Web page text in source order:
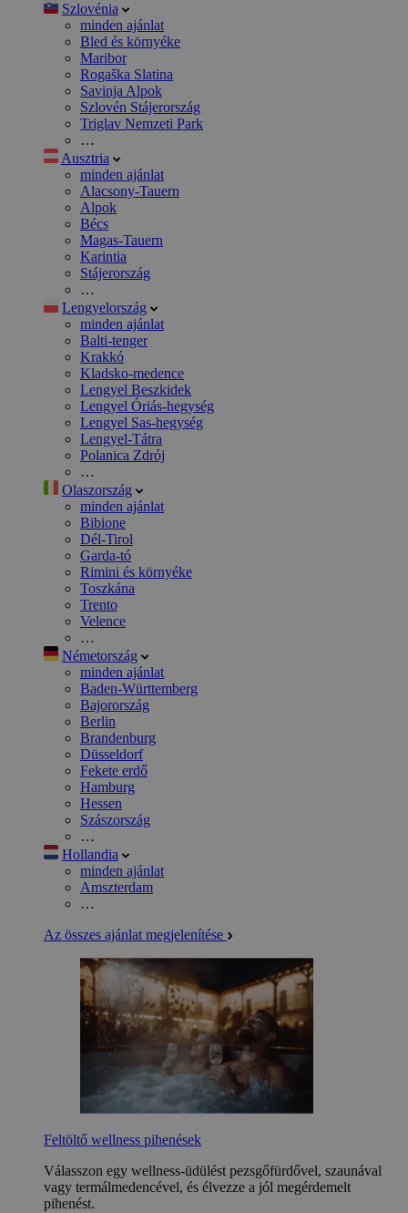
Szlovénia
minden ajánlat
Bled és környéke
Maribor
Rogaška Slatina
Savinja Alpok
Szlovén Stájerország
Triglav Nemzeti Park
…
Ausztria
minden ajánlat
Alacsony-Tauern
Alpok
Bécs
Magas-Tauern
Karintia
Stájerország
…
Lengyelország
minden ajánlat
Balti-tenger
Krakkó
Kladsko-medence
Lengyel Beszkidek
Lengyel Óriás-hegység
Lengyel Sas-hegység
Lengyel-Tátra
Polanica Zdrój
…
Olaszország
minden ajánlat
Bibione
Dél-Tirol
Garda-tó
Rimini és környéke
Toszkána
Trento
Velence
…
Németország
minden ajánlat
Baden-Württemberg
Bajorország
Berlin
Brandenburg
Düsseldorf
Fekete erdő
Hamburg
Hessen
Szászország
…
Hollandia
minden ajánlat
Amszterdam
…
Az összes ajánlat megjelenítése
Feltöltő wellness pihenések
Válasszon egy wellness-üdülést pezsgőfürdővel, szaunával
vagy termálmedencével, és élvezze a jól megérdemelt
pihenést.